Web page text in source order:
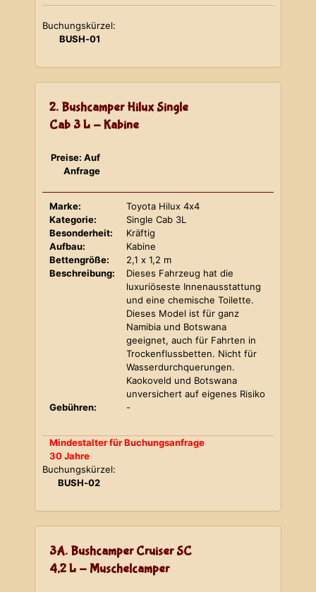
Buchungskürzel:
BUSH-01
2. Bushcamper Hilux Single
Cab 3 L - Kabine
Preise: Auf
Anfrage
Marke:
Toyota Hilux 4x4
Kategorie:
Single Cab 3L
Besonderheit:
Kräftig
Aufbau:
Kabine
Bettengröße:
2,1 x 1,2 m
Beschreibung:
Dieses Fahrzeug hat die
luxuriöseste Innenausstattung
und eine chemische Toilette.
Dieses Model ist für ganz
Namibia und Botswana
geeignet, auch für Fahrten in
Trockenflussbetten. Nicht für
Wasserdurchquerungen.
Kaokoveld und Botswana
unversichert auf eigenes Risiko
Gebühren:
-
Mindestalter für Buchungsanfrage
30 Jahre
Buchungskürzel:
BUSH-02
3A. Bushcamper Cruiser SC
4,2 L - Muschelcamper